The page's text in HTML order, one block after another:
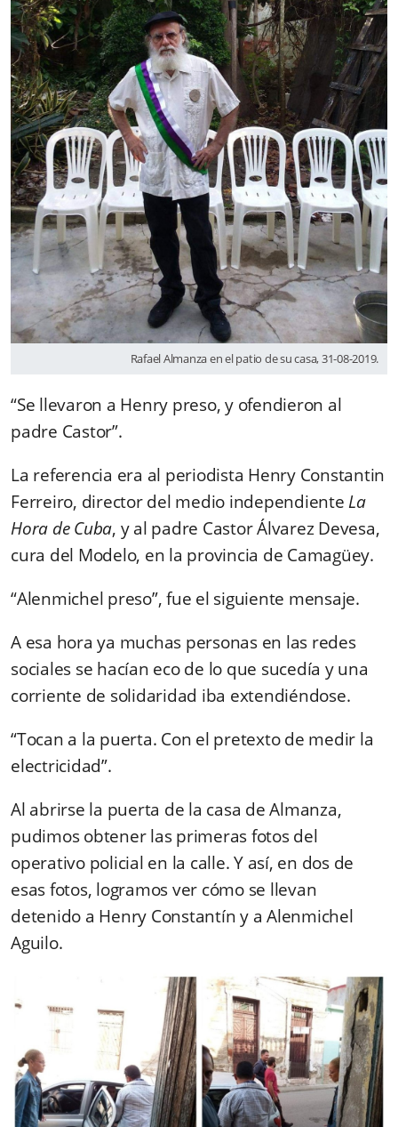
Rafael Almanza en el patio de su casa, 31-08-2019.
“Se llevaron a Henry preso, y ofendieron al
padre Castor”.
La referencia era al periodista Henry Constantin
Ferreiro, director del medio independiente La
Hora de Cuba, y al padre Castor Álvarez Devesa,
cura del Modelo, en la provincia de Camagüey.
“Alenmichel preso”, fue el siguiente mensaje.
A esa hora ya muchas personas en las redes
sociales se hacían eco de lo que sucedía y una
corriente de solidaridad iba extendiéndose.
“Tocan a la puerta. Con el pretexto de medir la
electricidad”.
Al abrirse la puerta de la casa de Almanza,
pudimos obtener las primeras fotos del
operativo policial en la calle. Y así, en dos de
esas fotos, logramos ver cómo se llevan
detenido a Henry Constantín y a Alenmichel
Aguilo.